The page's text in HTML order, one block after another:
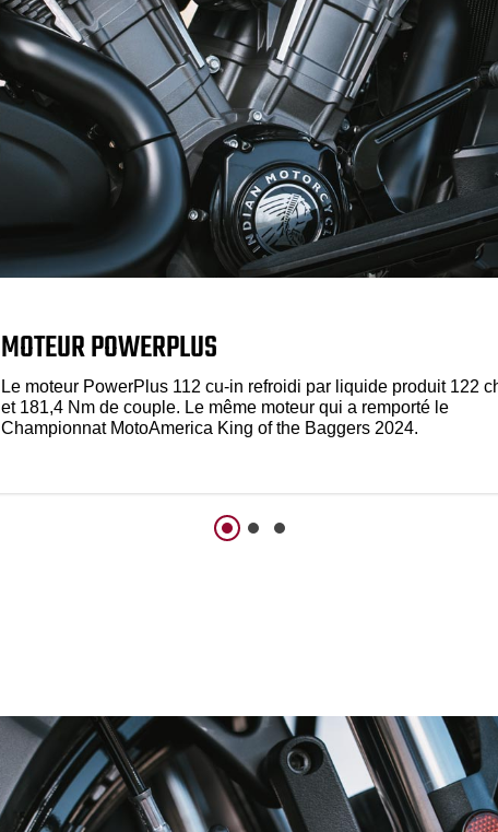
MOTEUR POWERPLUS
Le moteur PowerPlus 112 cu-in refroidi par liquide produit 122
et 181,4 Nm de couple. Le même moteur qui a remporté le
Championnat MotoAmerica King of the Baggers 2024.